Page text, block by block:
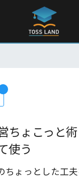
ちょこっと
使う
ちょっとした工